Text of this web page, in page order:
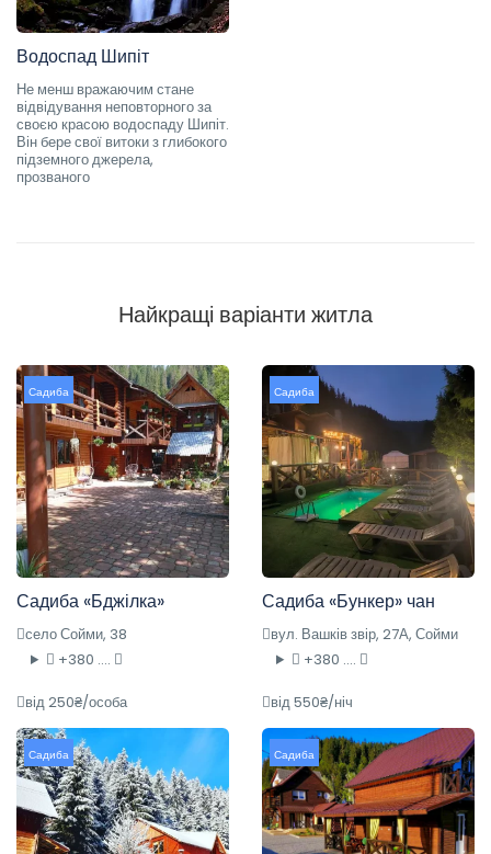
Водоспад Шипіт
Не менш вражаючим стане
відвідування неповторного за
своєю красою водоспаду Шипіт.
Він бере свої витоки з глибокого
підземного джерела,
прозваного
Найкращі варіанти житла
Садиба
Садиба «Бджілка»
село Сойми, 38
+380 ....
від 250₴/особа
Садиба
Садиба «Бункер» чан
вул. Вашків звір, 27А, Сойми
+380 ....
від 550₴/ніч
Садиба Садиба